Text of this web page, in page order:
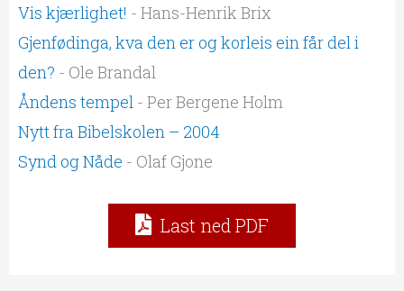
Vis kjærlighet! - Hans-Henrik Brix
Gjenfødinga, kva den er og korleis ein får del i
den? - Ole Brandal
Åndens tempel - Per Bergene Holm
Nytt fra Bibelskolen – 2004
Synd og Nåde - Olaf Gjone
Last ned PDF